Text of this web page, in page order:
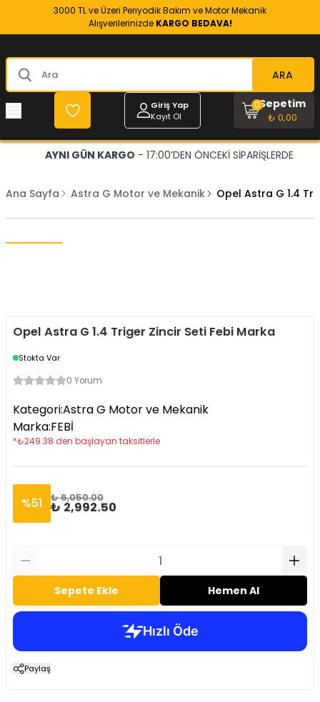
3000 TL ve Üzeri Periyodik Bakım ve Motor Mekanik
Alışverilerinizde KARGO BEDAVA!
ARA
Giriş Yap
Kayıt Ol
Sepetim
₺ 0,00
0
AYNI GÜN KARGO - 17:00’DEN ÖNCEKİ SİPARİŞLERDE
Ana Sayfa Astra G Motor ve Mekanik Opel Astra G 1.4
Opel Astra G 1.4 Triger Zincir Seti Febi Marka
Stokta Var
0 Yorum
Kategori:Astra G Motor ve Mekanik
Marka:FEBİ
*₺249.38 den başlayan taksitlerle
%51 ₺ 6,050.00
₺ 2,992.50
Sepete Ekle Hemen Al
Paylaş